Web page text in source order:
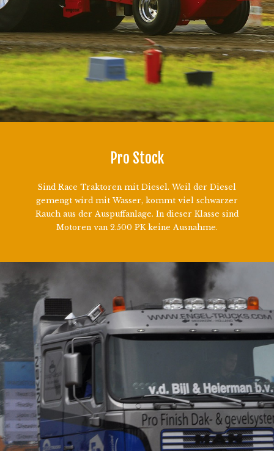
Pro Stock
Sind Race Traktoren mit Diesel. Weil der Diesel
gemengt wird mit Wasser, kommt viel schwarzer
Rauch aus der Auspuffanlage. In dieser Klasse sind
Motoren van 2.500 PK keine Ausnahme.